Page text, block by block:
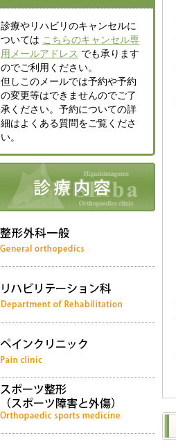
診療やリハビリのキャンセルに
ついては こちらのキャンセル専
用メールアドレス でも承ります
のでご利用ください。
但しこのメールでは予約や予約
の変更等はできませんのでご了
承ください。予約についての詳
細はよくある質問をご覧くださ
い。